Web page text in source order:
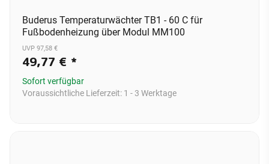
Buderus Temperaturwächter TB1 - 60 C für
Fußbodenheizung über Modul MM100
UVP 97,58 €
49,77 € *
Sofort verfügbar
Voraussichtliche Lieferzeit: 1 - 3 Werktage